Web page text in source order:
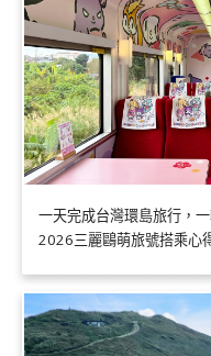
一天完成台灣環島旅行，
2026三麗鷗萌旅號搭乘心